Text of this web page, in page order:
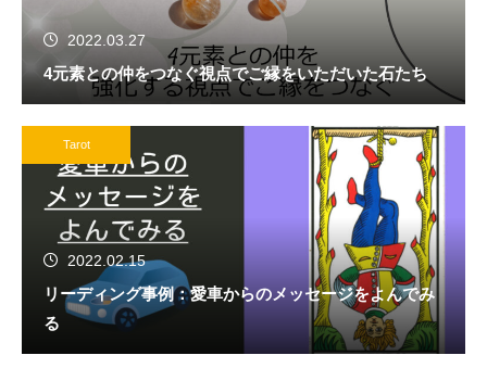
2022.03.27
4元素との仲をつなぐ視点でご縁をいただいた石たち
Tarot
2022.02.15
リーディング事例：愛車からのメッセージをよんでみ
る